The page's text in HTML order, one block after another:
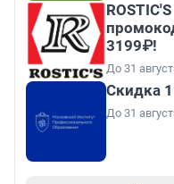
3199₽!
До 31
Скидка
До 31